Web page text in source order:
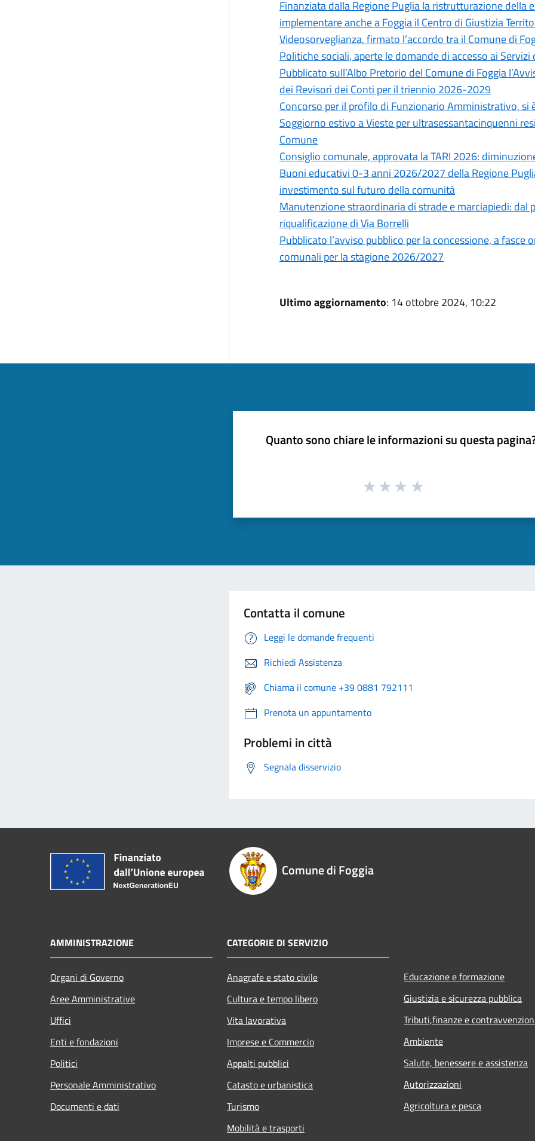
Finanziata dalla Regione Puglia la ristrutturazione della
implementare anche a Foggia il Centro di Giustizia
Videosorveglianza, firmato l’accordo tra il Comune di
Politiche sociali, aperte le domande di accesso ai Servizi
Pubblicato sull’Albo Pretorio del Comune di Foggia
dei Revisori dei Conti per il triennio 2026-2029
Concorso per il profilo di Funzionario Amministrativo,
Soggiorno estivo a Vieste per ultrasessantacinquenni
Comune
Consiglio comunale, approvata la TARI 2026:
Buoni educativi 0-3 anni 2026/2027 della Regione
investimento sul futuro della comunità
Manutenzione straordinaria di strade e marciapiedi: dal
riqualificazione di Via Borrelli
Pubblicato l’avviso pubblico per la concessione, a
comunali per la stagione 2026/2027
Ultimo aggiornamento: 14 ottobre 2024, 10:22
Quanto sono chiare le informazioni su questa
Contatta il comune
Leggi le domande frequenti
Richiedi Assistenza
Chiama il comune +39 0881 792111
Prenota un appuntamento
Problemi in città
Segnala disservizio
Comune di Foggia
AMMINISTRAZIONE
Organi di Governo
Aree Amministrative
Uffici
Enti e fondazioni
Politici
Personale Amministrativo
Documenti e dati
CATEGORIE DI SERVIZIO
Anagrafe e stato civile
Cultura e tempo libero
Vita lavorativa
Imprese e Commercio
Appalti pubblici
Catasto e urbanistica
Turismo
Mobilità e trasporti
Educazione e formazione
Giustizia e sicurezza pubblica
Tributi,finanze e
Ambiente
Salute, benessere e assistenza
Autorizzazioni
Agricoltura e pesca